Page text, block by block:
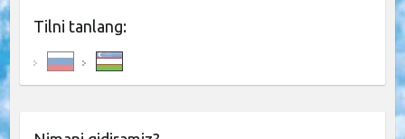
Tilni tanlang: